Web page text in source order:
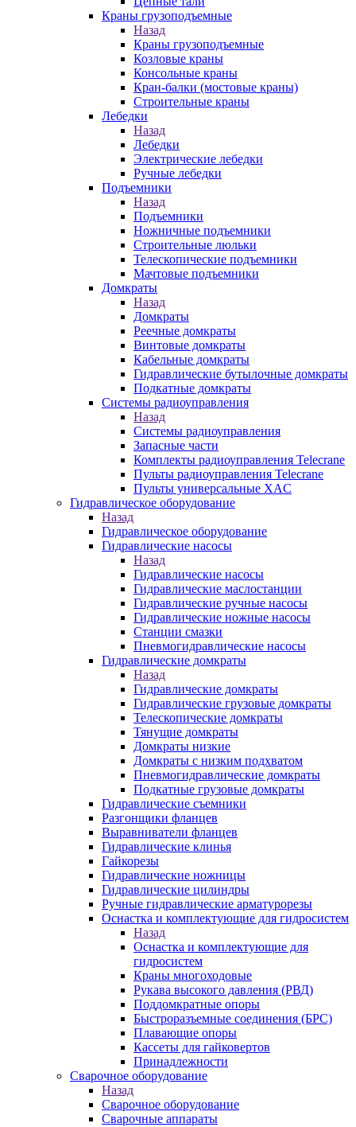
Краны грузоподъемные
Назад
Краны грузоподъемные
Козловые краны
Консольные краны
Кран-балки (мостовые краны)
Строительные краны
Лебедки
Назад
Лебедки
Электрические лебедки
Ручные лебедки
Подъемники
Назад
Подъемники
Ножничные подъемники
Строительные люльки
Телескопические подъемники
Мачтовые подъемники
Домкраты
Назад
Домкраты
Реечные домкраты
Винтовые домкраты
Кабельные домкраты
Гидравлические бутылочные домкраты
Подкатные домкраты
Системы радиоуправления
Назад
Системы радиоуправления
Запасные части
Комплекты радиоуправления Telecrane
Пульты радиоуправления Telecrane
Пульты универсальные XAC
Гидравлическое оборудование
Назад
Гидравлическое оборудование
Гидравлические насосы
Назад
Гидравлические насосы
Гидравлические маслостанции
Гидравлические ручные насосы
Гидравлические ножные насосы
Станции смазки
Пневмогидравлические насосы
Гидравлические домкраты
Назад
Гидравлические домкраты
Гидравлические грузовые домкраты
Телескопические домкраты
Тянущие домкраты
Домкраты низкие
Домкраты с низким подхватом
Пневмогидравлические домкраты
Подкатные грузовые домкраты
Гидравлические съемники
Разгонщики фланцев
Выравниватели фланцев
Гидравлические клинья
Гайкорезы
Гидравлические ножницы
Гидравлические цилиндры
Ручные гидравлические арматурорезы
Оснастка и комплектующие для гидросистем
Назад
Оснастка и комплектующие для
гидросистем
Краны многоходовые
Рукава высокого давления (РВД)
Поддомкратные опоры
Быстроразъемные соединения (БРС)
Плавающие опоры
Кассеты для гайковертов
Принадлежности
Сварочное оборудование
Назад
Сварочное оборудование
Сварочные аппараты